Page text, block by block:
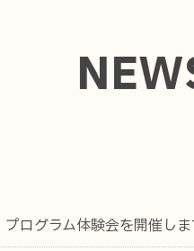
ログラム体験会を開催しま